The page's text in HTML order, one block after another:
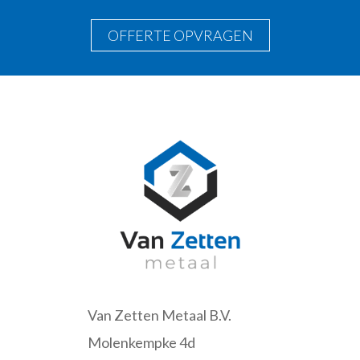
OFFERTE OPVRAGEN
Van Zetten Metaal B.V.
Molenkempke 4d